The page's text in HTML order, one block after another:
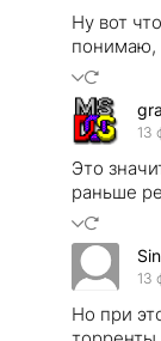
Ну вот
понимаю,
13
Это
раньше
13
Но при